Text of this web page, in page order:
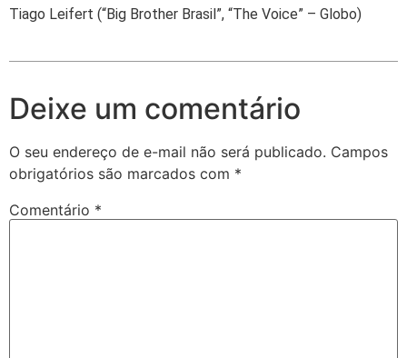
Tiago Leifert (“Big Brother Brasil”, “The Voice” – Globo)
Deixe um comentário
O seu endereço de e-mail não será publicado. Campos
obrigatórios são marcados com *
Comentário *